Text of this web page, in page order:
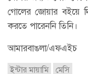
গোলের জোয়ার বইয়ে
করতে পারেননি তিনি।
আমারবাঙলা/এফএইচ
ইন্টার মায়ামি
মেসি